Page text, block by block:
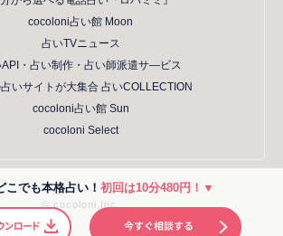
こでも本格占い！ 初回は10分480円！▼
cocoloni占い館 Moon
占いTVニュース
API・占い制作・占い師派遣サ―ビス
いサイトが大集合 占いCOLLECTION
cocoloni占い館 Sun
cocoloni Select
© cocoloni,Inc.